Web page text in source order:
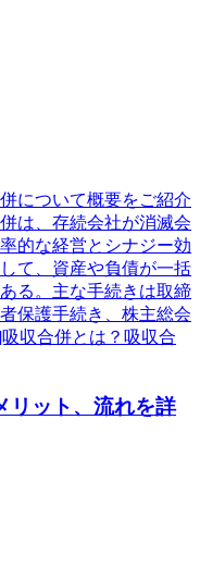
について概要をご紹介
は、存続会社が消滅会
的な経営とシナジー効
て、資産や負債が一括
る。主な手続きは取締
保護手続き、株主総会
収合併とは？吸収合
リット、流れを詳